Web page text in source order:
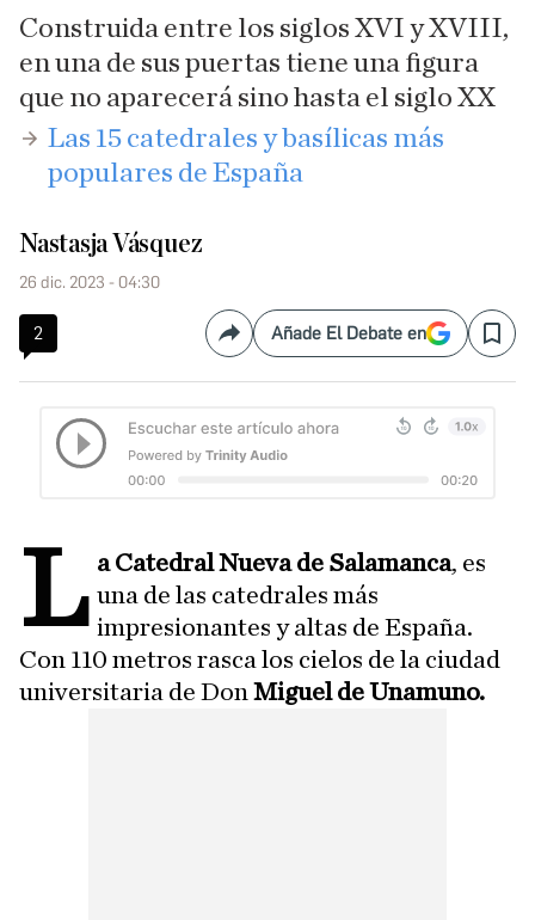
Construida entre los siglos XVI y XVIII,
en una de sus puertas tiene una figura
que no aparecerá sino hasta el siglo XX
​Las 15 catedrales y basílicas más
populares de España
Nastasja Vásquez
26 dic. 2023 - 04:30
2 CompartirAñade El Debate en Save
L a Catedral Nueva de Salamanca, es
una de las catedrales más
impresionantes y altas de España.
Con 110 metros rasca los cielos de la ciudad
universitaria de Don Miguel de Unamuno.